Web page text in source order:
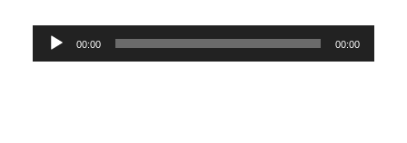
Audio-
Player
00:00 00:00